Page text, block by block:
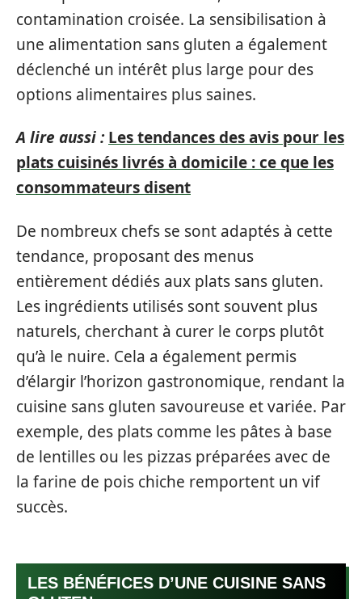
contamination croisée. La sensibilisation à
une alimentation sans gluten a également
déclenché un intérêt plus large pour des
options alimentaires plus saines.
A lire aussi : Les tendances des avis pour les
plats cuisinés livrés à domicile : ce que les
consommateurs disent
De nombreux chefs se sont adaptés à cette
tendance, proposant des menus
entièrement dédiés aux plats sans gluten.
Les ingrédients utilisés sont souvent plus
naturels, cherchant à curer le corps plutôt
qu’à le nuire. Cela a également permis
d’élargir l’horizon gastronomique, rendant la
cuisine sans gluten savoureuse et variée. Par
exemple, des plats comme les pâtes à base
de lentilles ou les pizzas préparées avec de
la farine de pois chiche remportent un vif
succès.
LES BÉNÉFICES D’UNE CUISINE SANS